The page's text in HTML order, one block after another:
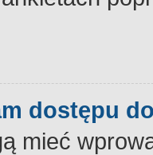
dostępu
mieć